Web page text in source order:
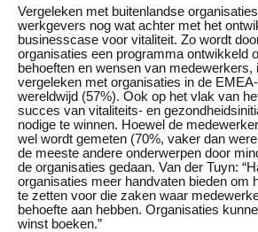
Vergeleken met buitenlandse
werkgevers nog wat achter met het
businesscase voor vitaliteit. Zo wordt
organisaties een programma ontwikkeld
behoeften en wensen van medewerkers,
vergeleken met organisaties in de
wereldwijd (57%). Ook op het vlak van
succes van vitaliteits- en
nodige te winnen. Hoewel de
wel wordt gemeten (70%, vaker dan
de meeste andere onderwerpen door
de organisaties gedaan. Van der Tuyn:
organisaties meer handvaten bieden om
te zetten voor die zaken waar
behoefte aan hebben. Organisaties
winst boeken.”